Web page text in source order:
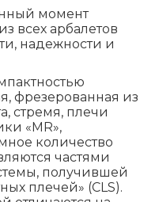
момент
всех арбалетов
надежности и
фрезерованная из
стремя, плечи
«MR»,
количество
частями
получившей
плечей» (CLS).